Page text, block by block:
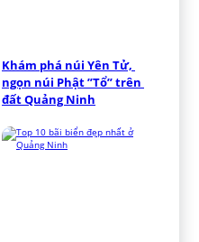
Khám phá núi Yên Tử,
ngọn núi Phật ”Tổ” trên
đất Quảng Ninh